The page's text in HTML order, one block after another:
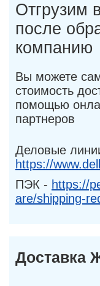
Отгрузим
после
компанию
Вы можете
стоимость
помощью
партнеров
Деловые
https://
ПЭК - https://
are/shipping-
Доставка